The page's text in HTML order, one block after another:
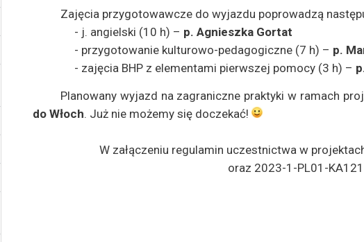
Zajęcia przygotowawcze do wyjazdu poprowadzą
- j. angielski (10 h) – p. Agnieszka Gortat
- przygotowanie kulturowo-pedagogiczne (7 h) – p.
- zajęcia BHP z elementami pierwszej pomocy (3 h) –
Planowany wyjazd na zagraniczne praktyki w ramach
do Włoch. Już nie możemy się doczekać!
W załączeniu regulamin uczestnictwa w
oraz 2023-1-PL01-